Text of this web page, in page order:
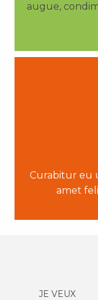
augue,
Curabitur eu
amet
JE VEUX